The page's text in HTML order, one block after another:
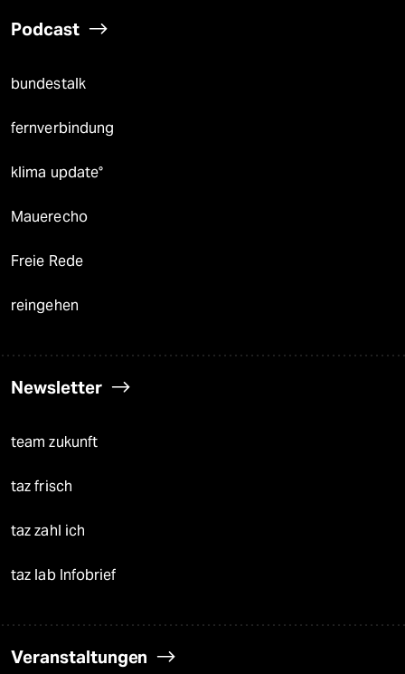
Podcast
bundestalk
fernverbindung
klima update°
Mauerecho
Freie Rede
reingehen
Newsletter
team zukunft
taz frisch
taz zahl ich
taz lab Infobrief
Veranstaltungen